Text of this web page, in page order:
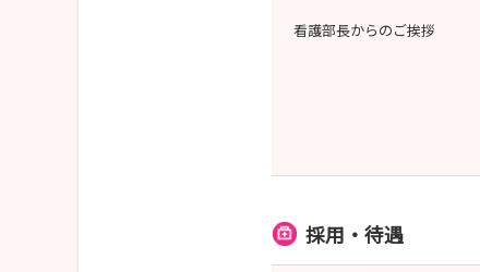
看護部長からのご挨拶
採用・待遇